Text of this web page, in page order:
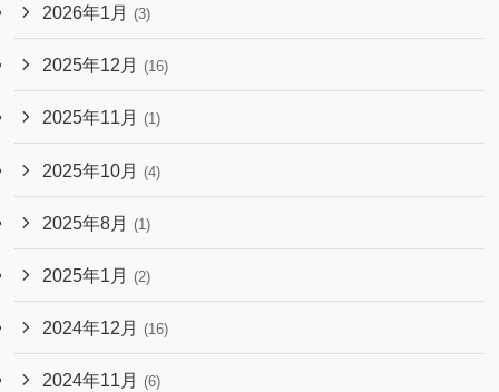
2026年1月 (3)
2025年12月 (16)
2025年11月 (1)
2025年10月 (4)
2025年8月 (1)
2025年1月 (2)
2024年12月 (16)
2024年11月 (6)